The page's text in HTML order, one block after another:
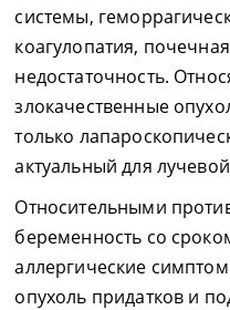
системы,
коагулопатия,
недостаточность.
злокачественные
только
актуальный для
Относительными
беременность со
аллергические
опухоль придатков и